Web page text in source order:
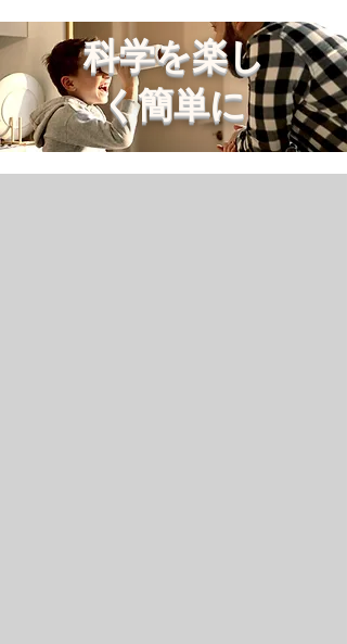
科学を楽し
く簡単に